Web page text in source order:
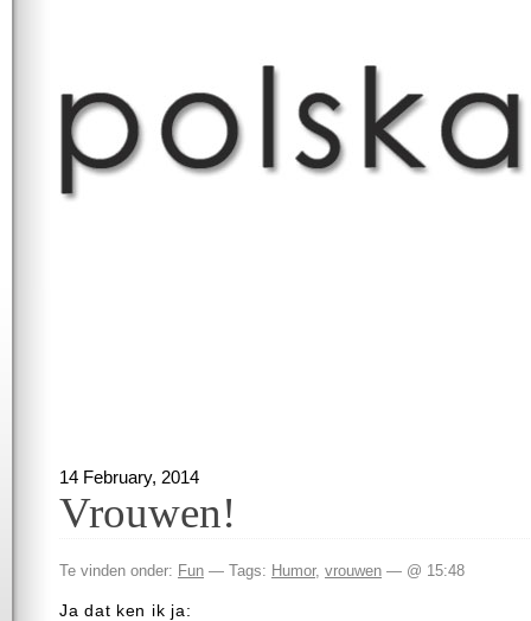
14 February, 2014
Vrouwen!
Te vinden onder: Fun — Tags: Humor, vrouwen — @ 15:48
Ja dat ken ik ja: